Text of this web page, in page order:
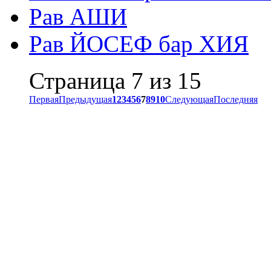
Рав АШИ
Рав ЙОСЕФ бар ХИЯ
Страница 7 из 15
ПерваяПредыдущая12345678910СледующаяПоследняя